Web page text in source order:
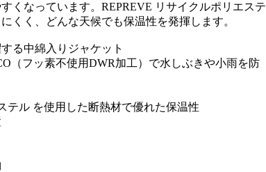
くなっています。REPREVE リサイクルポリエステ
くく、どんな天候でも保温性を発揮します。
る中綿入りジャケット
（フッ素不使用DWR加工）で水しぶきや小雨を防
テル を使用した断熱材で優れた保温性